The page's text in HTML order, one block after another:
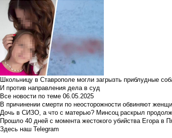
Школьницу в Ставрополе могли загрызть приблудные
И против направления дела в суд
Все новости по теме 06.05.2025
В причинении смерти по неосторожности обвиняют
Дочь в СИЗО, а что с матерью? Минсоц раскрыл
Прошло 40 дней с момента жестокого убийства Егора в
Здесь наш Telegram